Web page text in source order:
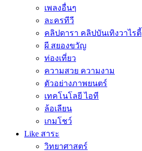
เพลงอื่นๆ
ละครทีวี
คลิปดารา คลิปบันเทิงวาไรตี้
ผี สยองขวัญ
ท่องเที่ยว
ความสวย ความงาม
ตัวอย่างภาพยนตร์
เทคโนโลยี ไอที
ล้อเลียน
เกมโชว์
Like สาระ
วิทยาศาสตร์